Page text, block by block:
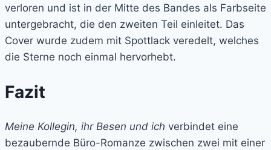
verloren und ist in der Mitte des Bandes als Farbseite
untergebracht, die den zweiten Teil einleitet. Das
Cover wurde zudem mit Spottlack veredelt, welches
die Sterne noch einmal hervorhebt.
Fazit
Meine Kollegin, ihr Besen und ich verbindet eine
bezaubernde Büro-Romanze zwischen zwei mit einer